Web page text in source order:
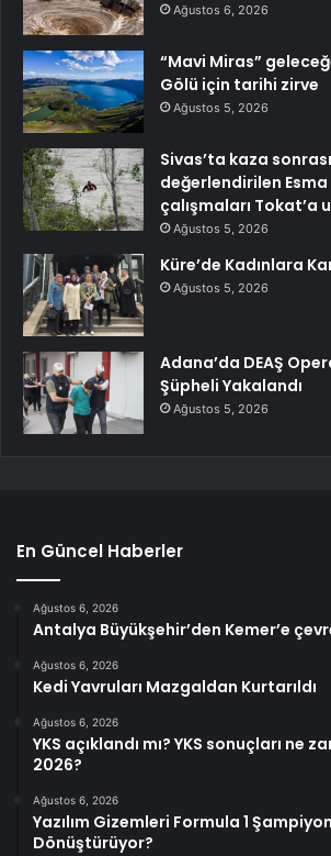
Ağustos 6, 2026
“Mavi Miras”
Gölü için tarihi zirve
Ağustos 5, 2026
Sivas’ta kaza
değerlendirilen Esma
çalışmaları Tokat’a
Ağustos 5, 2026
Küre’de Kadınlara
Ağustos 5, 2026
Adana’da DEAŞ
Şüpheli Yakalandı
Ağustos 5, 2026
En Güncel Haberler
Ağustos 6, 2026
Antalya Büyükşehir’den Kemer’e
Ağustos 6, 2026
Kedi Yavruları Mazgaldan Kurtarıldı
Ağustos 6, 2026
YKS açıklandı mı? YKS sonuçları ne
2026?
Ağustos 6, 2026
Yazılım Gizemleri Formula 1
Dönüştürüyor?